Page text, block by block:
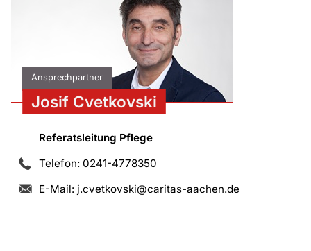
Ansprechpartner
Josif Cvetkovski
Referatsleitung Pflege
Telefon: 0241-4778350
E-Mail: j.cvetkovski@caritas-aachen.de